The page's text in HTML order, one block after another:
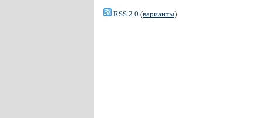
RSS 2.0 (варианты)